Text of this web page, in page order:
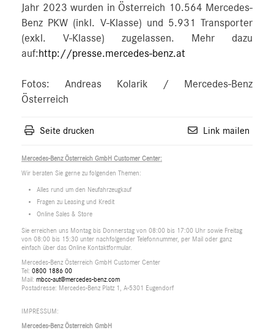
Jahr 2023 wurden in Österreich 10.564 Mercedes-
Benz PKW (inkl. V-Klasse) und 5.931 Transporter
(exkl. V-Klasse) zugelassen. Mehr dazu
auf:http://presse.mercedes-benz.at
Fotos: Andreas Kolarik / Mercedes-Benz
Österreich
Seite drucken Link mailen
Mercedes-Benz Österreich GmbH Customer Center:
Wir beraten Sie gerne zu folgenden Themen:
Alles rund um den Neufahrzeugkauf
Fragen zu Leasing und Kredit
Online Sales & Store
Sie erreichen uns Montag bis Donnerstag von 08:00 bis 17:00 Uhr sowie Freitag
von 08:00 bis 15:30 unter nachfolgender Telefonnummer, per Mail oder ganz
einfach über das Online Kontaktformular.
Mercedes-Benz Österreich GmbH Customer Center
Tel: 0800 1886 00
Mail: mbcc-aut@mercedes-benz.com
Postadresse: Mercedes-Benz Platz 1, A-5301 Eugendorf
IMPRESSUM:
Mercedes-Benz Österreich GmbH